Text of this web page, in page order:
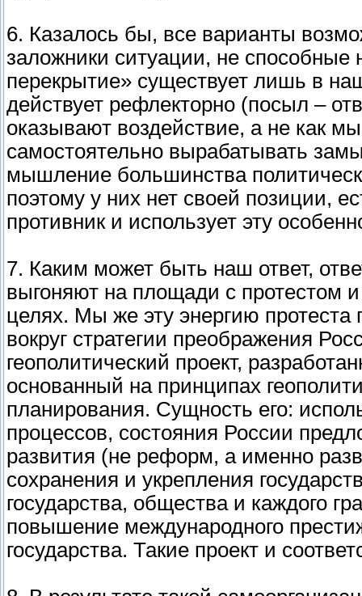
6. Казалось бы, все варианты
заложники ситуации, не
перекрытие» существует лишь в
действует рефлекторно (посыл –
оказывают воздействие, а не как
самостоятельно вырабатывать
мышление большинства
поэтому у них нет своей позиции,
противник и использует эту
7. Каким может быть наш ответ,
выгоняют на площади с протестом
целях. Мы же эту энергию
вокруг стратегии преображения
геополитический проект,
основанный на принципах
планирования. Сущность его:
процессов, состояния России
развития (не реформ, а именно
сохранения и укрепления
государства, общества и каждого
повышение международного
государства. Такие проект и